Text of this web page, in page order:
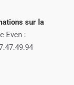
sur la
Even :